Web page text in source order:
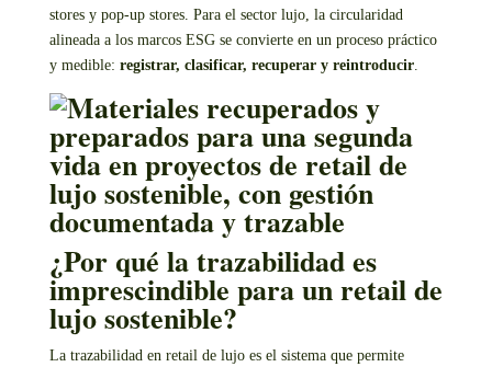
stores y pop-up stores. Para el sector lujo, la circularidad
alineada a los marcos ESG se convierte en un proceso práctico
y medible: registrar, clasificar, recuperar y reintroducir.
¿Por qué la trazabilidad es
imprescindible para un retail de
lujo sostenible?
La trazabilidad en retail de lujo es el sistema que permite